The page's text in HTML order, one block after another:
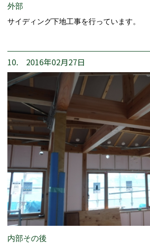
外部
サイディング下地工事を行っています。
10. 2016年02月27日
内部その後